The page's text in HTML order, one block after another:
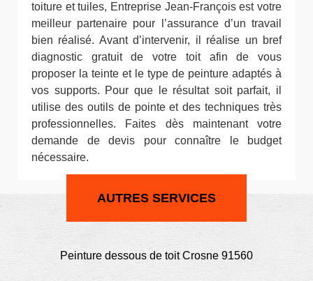
toiture et tuiles, Entreprise Jean-François est votre
meilleur partenaire pour l’assurance d’un travail
bien réalisé. Avant d’intervenir, il réalise un bref
diagnostic gratuit de votre toit afin de vous
proposer la teinte et le type de peinture adaptés à
vos supports. Pour que le résultat soit parfait, il
utilise des outils de pointe et des techniques très
professionnelles. Faites dès maintenant votre
demande de devis pour connaître le budget
nécessaire.
AUTRES SERVICES
Peinture dessous de toit Crosne 91560